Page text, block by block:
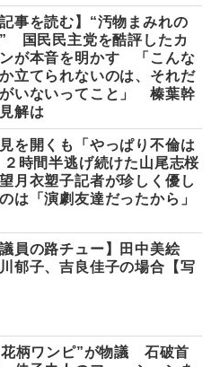
記事を読む】“汚物まみれの
国民民主党を酷評したカ
ンが本音を明かす 「こんな
立てられないのは、それだ
いないってこと」 榛葉幹
解は
を開くも「やっぱり不倫は
２時間半逃げ続けた山尾志桜
月衣塑子記者が珍しく優し
は「演劇友達だったから」
議員の路チュー】田中美絵
郁子、吉良佳子の場合【写
花柄ワンピ”が物議 石破首